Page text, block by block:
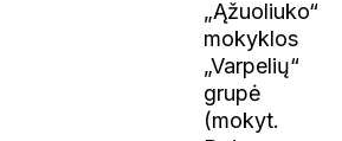
„Ąžuoliuko“
mokyklos
„Varpelių“
grupė
(mokyt.